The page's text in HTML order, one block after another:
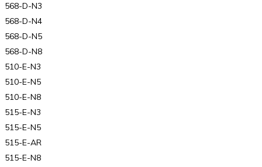
568-D-N3
568-D-N4
568-D-N5
568-D-N8
510-E-N3
510-E-N5
510-E-N8
515-E-N3
515-E-N5
515-E-AR
515-E-N8